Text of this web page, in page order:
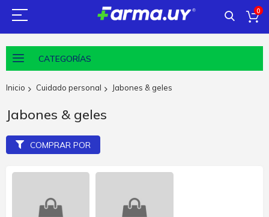
0
CATEGORÍAS
Inicio Cuidado personal Jabones & geles
Jabones & geles
COMPRAR POR